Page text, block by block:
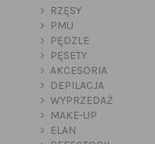
RZĘSY
PMU
PĘDZLE
PĘSETY
AKCESORIA
DEPILACJA
WYPRZEDAŻ
MAKE-UP
ELAN